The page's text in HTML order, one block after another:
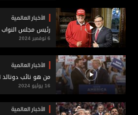
الأخبار العالمية
رئيس مجلس النواب
6 نوفمبر 2024
الأخبار العالمية
من هو نائب دونالد
16 يوليو 2024
الأخبار العالمية